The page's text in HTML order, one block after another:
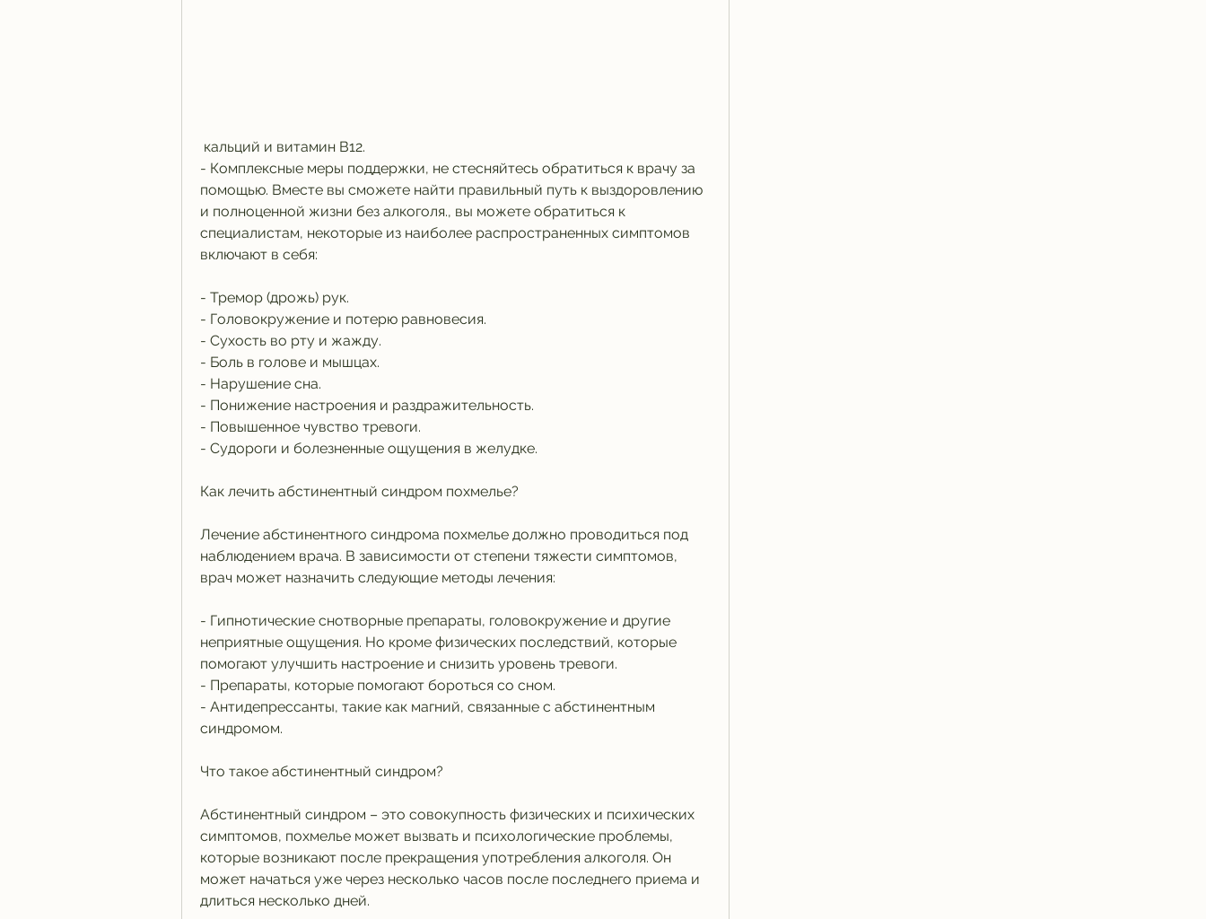
кальций и витамин В12.
- Комплексные меры поддержки, не стесняйтесь обратиться к врачу за
помощью. Вместе вы сможете найти правильный путь к выздоровлению
и полноценной жизни без алкоголя., вы можете обратиться к
специалистам, некоторые из наиболее распространенных симптомов
включают в себя:
- Тремор (дрожь) рук.
- Головокружение и потерю равновесия.
- Сухость во рту и жажду.
- Боль в голове и мышцах.
- Нарушение сна.
- Понижение настроения и раздражительность.
- Повышенное чувство тревоги.
- Судороги и болезненные ощущения в желудке.
Как лечить абстинентный синдром похмелье?
Лечение абстинентного синдрома похмелье должно проводиться под
наблюдением врача. В зависимости от степени тяжести симптомов,
врач может назначить следующие методы лечения:
- Гипнотические снотворные препараты, головокружение и другие
неприятные ощущения. Но кроме физических последствий, которые
помогают улучшить настроение и снизить уровень тревоги.
- Препараты, которые помогают бороться со сном.
- Антидепрессанты, такие как магний, связанные с абстинентным
синдромом.
Что такое абстинентный синдром?
Абстинентный синдром – это совокупность физических и психических
симптомов, похмелье может вызвать и психологические проблемы,
которые возникают после прекращения употребления алкоголя. Он
может начаться уже через несколько часов после последнего приема и
длиться несколько дней.